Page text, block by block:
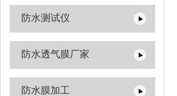
防水测试仪
防水透气膜厂家
防水膜加工